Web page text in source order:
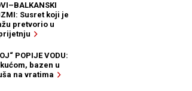
Susret koji je
pretvorio u
POPIJE VODU:
bazen u
na vratima